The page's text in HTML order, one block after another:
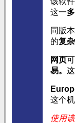
这一
同版
的复杂
网页
易。
这个
使用